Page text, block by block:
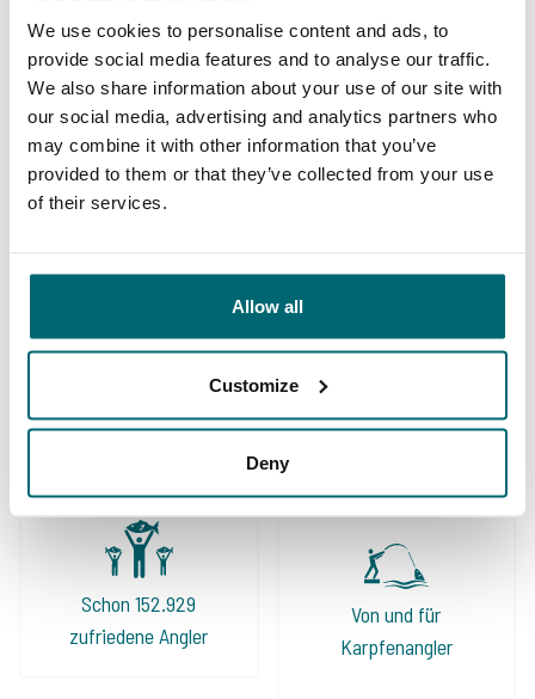
We use cookies to personalise content and ads, to
provide social media features and to analyse our traffic.
We also share information about your use of our site with
our social media, advertising and analytics partners who
may combine it with other information that you’ve
provided to them or that they’ve collected from your use
of their services.
Allow all
Customize
Deny
Immer sorgenfrei und mit sehr guter
Praxisberatung.
9/10 Hans & Quinten
Sorgenfreier Urlaub
Karpfengewässern
Schon 152.929
zufriedene Angler
Von und für
Karpfenangler